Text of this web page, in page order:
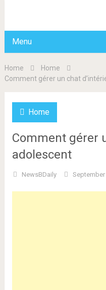
Menu
Home
Home
Comment gérer un chat
Home
Comment gérer
adolescent
NewsBDaily September